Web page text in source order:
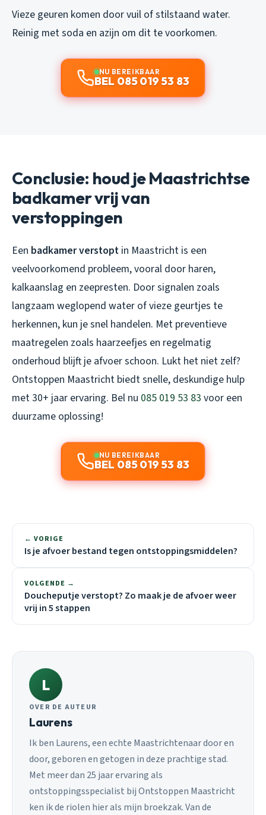
Vieze geuren komen door vuil of stilstaand water.
Reinig met soda en azijn om dit te voorkomen.
NU BEREIKBAAR
BEL 085 019 53 83
Conclusie: houd je Maastrichtse
badkamer vrij van
verstoppingen
Een badkamer verstopt in Maastricht is een
veelvoorkomend probleem, vooral door haren,
kalkaanslag en zeepresten. Door signalen zoals
langzaam weglopend water of vieze geurtjes te
herkennen, kun je snel handelen. Met preventieve
maatregelen zoals haarzeefjes en regelmatig
onderhoud blijft je afvoer schoon. Lukt het niet zelf?
Ontstoppen Maastricht biedt snelle, deskundige hulp
met 30+ jaar ervaring. Bel nu 085 019 53 83 voor een
duurzame oplossing!
NU BEREIKBAAR
BEL 085 019 53 83
← VORIGE
Is je afvoer bestand tegen ontstoppingsmiddelen?
VOLGENDE →
Doucheputje verstopt? Zo maak je de afvoer weer
vrij in 5 stappen
L
OVER DE AUTEUR
Laurens
Ik ben Laurens, een echte Maastrichtenaar door en
door, geboren en getogen in deze prachtige stad.
Met meer dan 25 jaar ervaring als
ontstoppingsspecialist bij Ontstoppen Maastricht
ken ik de riolen hier als mijn broekzak. Van de